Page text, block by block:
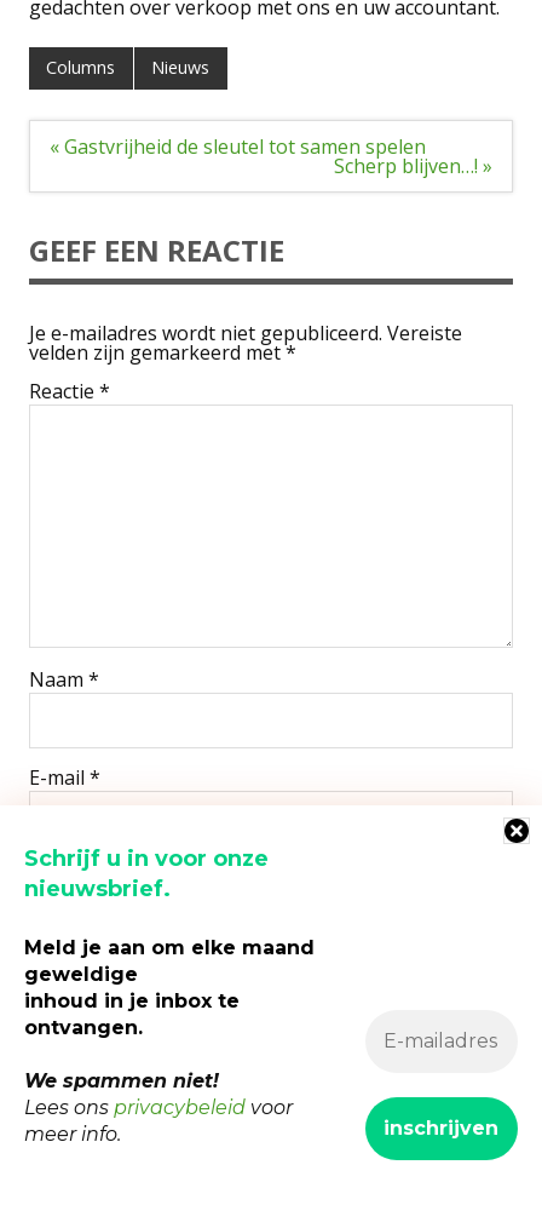
gedachten over verkoop met ons en uw accountant.
Schrijf u in voor onze
nieuwsbrief.
Meld je aan om elke maand
geweldige
inhoud in je inbox te
ontvangen.
We spammen niet!
Lees ons privacybeleid voor
meer info.
Columns Nieuws
Bericht
navigatie
« Gastvrijheid de sleutel tot samen spelen
Scherp blijven…! »
GEEF EEN REACTIE
Je e-mailadres wordt niet gepubliceerd. Vereiste
velden zijn gemarkeerd met*
Reactie *
Naam *
E-mail*
Site
Mijn naam, e-mail en site opslaan in deze browser
voor de volgende keer wanneer ik een reactie plaats.